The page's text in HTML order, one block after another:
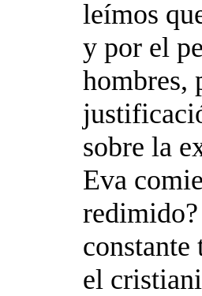
leímos
y por el
hombres,
sobre la
Eva
constante
el